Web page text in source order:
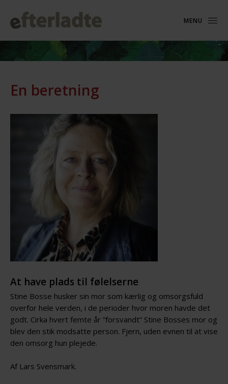
MENU
En beretning
At have plads til følelserne
Stine Bosse husker sin mor som kærlig og omsorgsfuld
overfor hele verden, i de perioder hvor moren havde det
godt. Cirka hvert femte år ”forsvandt” Stine Bosses mor og
blev den stik modsatte person. Fjern, uden evnen til at vise
den omsorg hun plejede.
Af Lars Svensmark.